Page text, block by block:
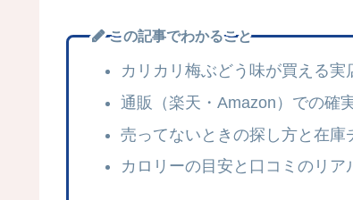
この記事でわかること
カリカリ梅ぶどう味が買える実
通販（楽天・Amazon）での確
売ってないときの探し方と在庫
カロリーの目安と口コミのリア